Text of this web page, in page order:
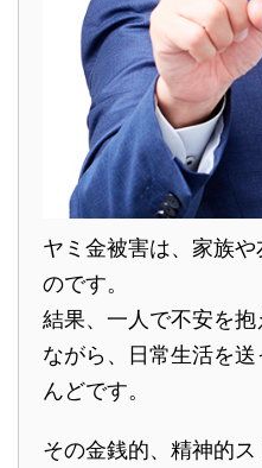
ヤミ金被害は、家族
のです。
結果、一人で不安を抱
ながら、日常生活を
んどです。
その金銭的、精神的